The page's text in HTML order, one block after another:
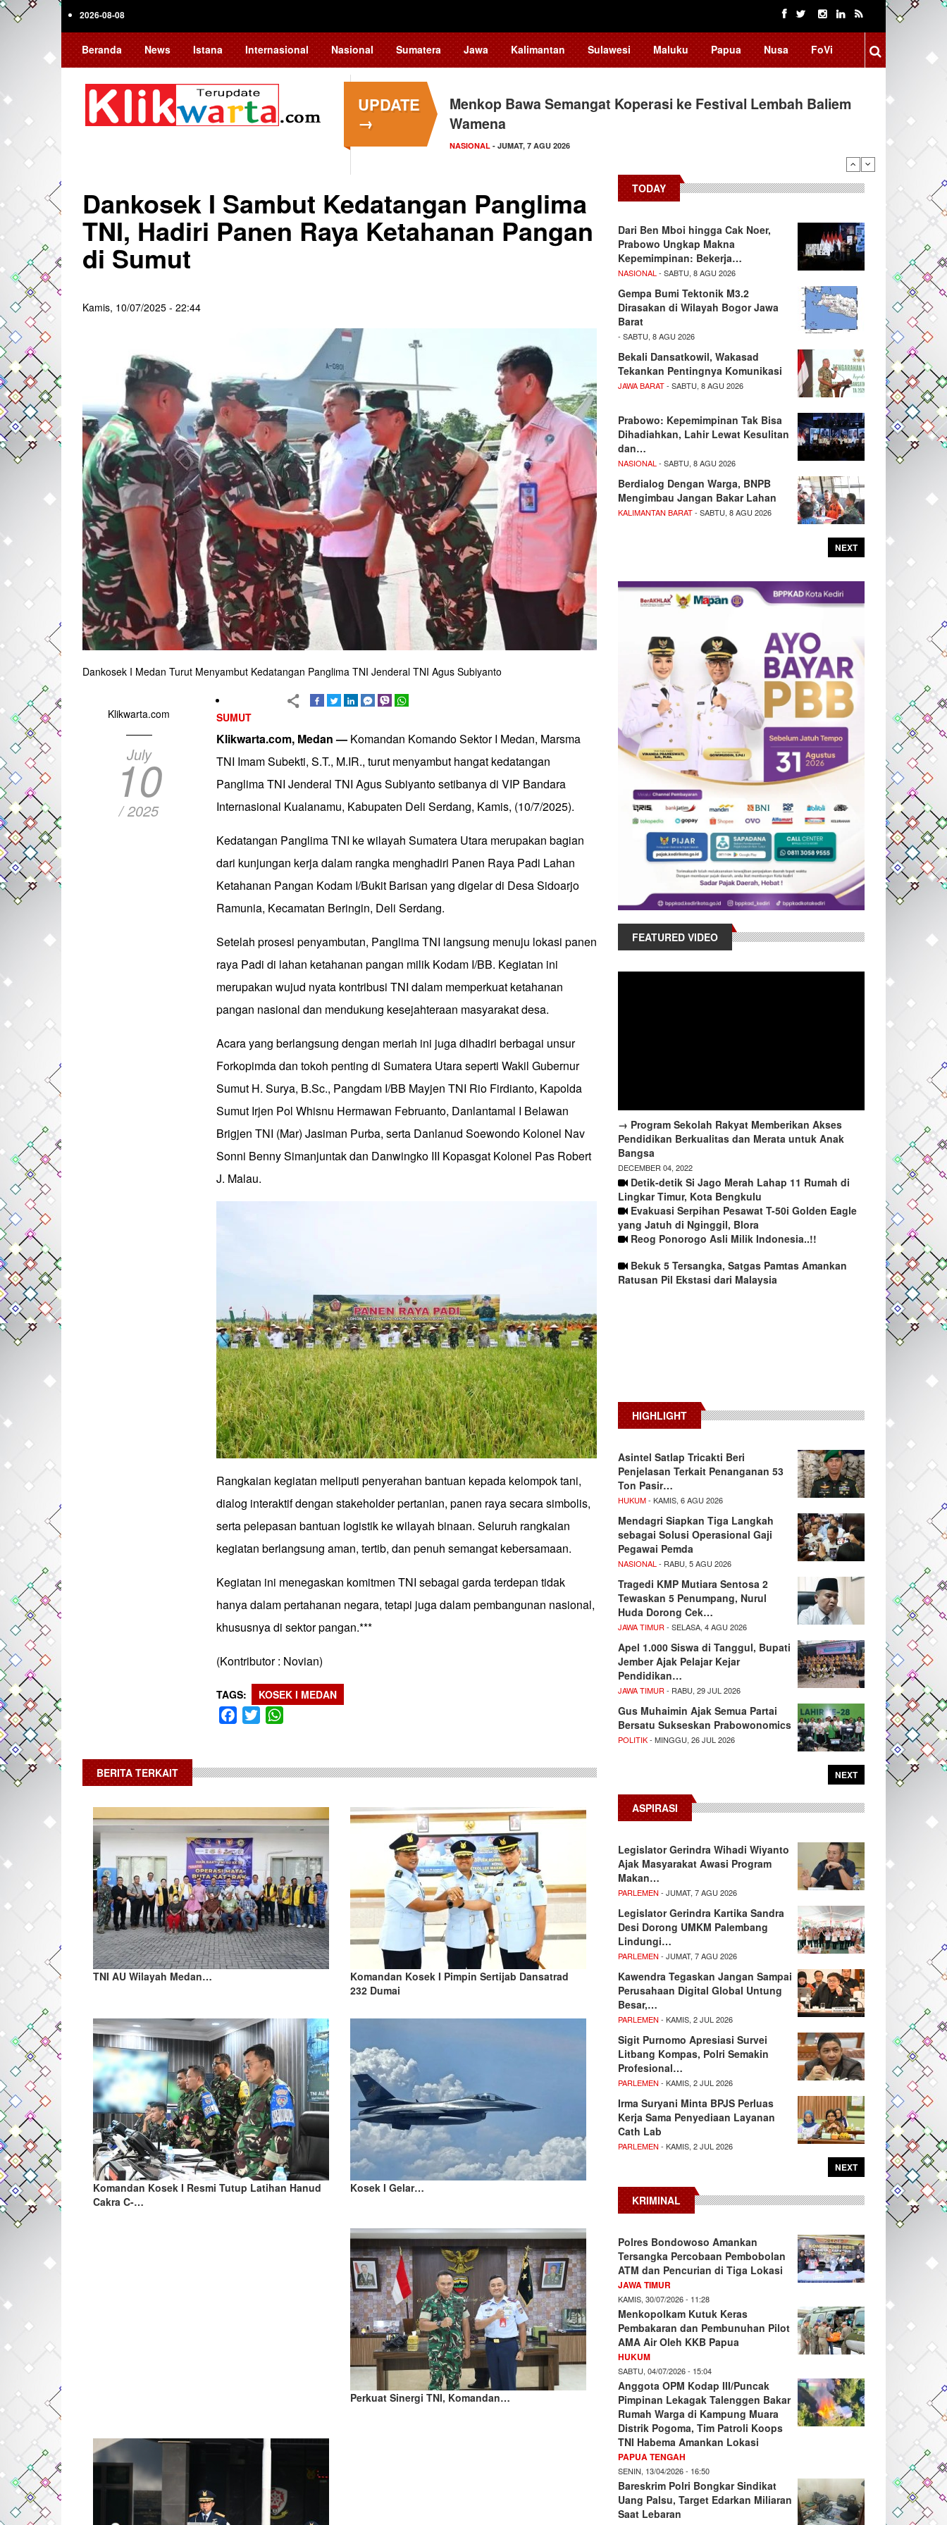
Skip
2026-08-08
Beranda News Istana Internasional Nasional Sumatera Jawa Kalimantan Sulawesi Maluku Papua Nusa FoVi
UPDATE
→
Menkop Bawa Semangat Koperasi ke Festival Lembah Baliem
Wamena
NASIONAL - JUMAT, 7 AGU 2026
Dankosek I Sambut Kedatangan Panglima
TNI, Hadiri Panen Raya Ketahanan Pangan
di Sumut
Kamis, 10/07/2025 - 22:44
Dankosek I Medan Turut Menyambut Kedatangan Panglima TNI Jenderal TNI Agus Subiyanto
Klikwarta.com
July
10
/ 2025
SUMUT
Klikwarta.com, Medan — Komandan Komando Sektor I Medan, Marsma
TNI Imam Subekti, S.T., M.IR., turut menyambut hangat kedatangan
Panglima TNI Jenderal TNI Agus Subiyanto setibanya di VIP Bandara
Internasional Kualanamu, Kabupaten Deli Serdang, Kamis, (10/7/2025).
Kedatangan Panglima TNI ke wilayah Sumatera Utara merupakan bagian
dari kunjungan kerja dalam rangka menghadiri Panen Raya Padi Lahan
Ketahanan Pangan Kodam I/Bukit Barisan yang digelar di Desa Sidoarjo
Ramunia, Kecamatan Beringin, Deli Serdang.
Setelah prosesi penyambutan, Panglima TNI langsung menuju lokasi panen
raya Padi di lahan ketahanan pangan milik Kodam I/BB. Kegiatan ini
merupakan wujud nyata kontribusi TNI dalam memperkuat ketahanan
pangan nasional dan mendukung kesejahteraan masyarakat desa.
Acara yang berlangsung dengan meriah ini juga dihadiri berbagai unsur
Forkopimda dan tokoh penting di Sumatera Utara seperti Wakil Gubernur
Sumut H. Surya, B.Sc., Pangdam I/BB Mayjen TNI Rio Firdianto, Kapolda
Sumut Irjen Pol Whisnu Hermawan Februanto, Danlantamal I Belawan
Brigjen TNI (Mar) Jasiman Purba, serta Danlanud Soewondo Kolonel Nav
Sonni Benny Simanjuntak dan Danwingko III Kopasgat Kolonel Pas Robert
J. Malau.
Rangkaian kegiatan meliputi penyerahan bantuan kepada kelompok tani,
dialog interaktif dengan stakeholder pertanian, panen raya secara simbolis,
serta pelepasan bantuan logistik ke wilayah binaan. Seluruh rangkaian
kegiatan berlangsung aman, tertib, dan penuh semangat kebersamaan.
Kegiatan ini menegaskan komitmen TNI sebagai garda terdepan tidak
hanya dalam pertahanan negara, tetapi juga dalam pembangunan nasional,
khususnya di sektor pangan.***
(Kontributor : Novian)
TAGS KOSEK I MEDAN
Facebook
Twitter
BERITA TERKAIT
TNI AU Wilayah Medan…
Komandan Kosek I Pimpin Sertijab Dansatrad
232 Dumai
Komandan Kosek I Resmi Tutup Latihan Hanud
Cakra C-…
Kosek I Gelar…
Perkuat Sinergi TNI, Komandan…
TODAY
Dari Ben Mboi hingga Cak Noer,
Prabowo Ungkap Makna
Kepemimpinan: Bekerja…
NASIONAL - SABTU, 8 AGU 2026
Gempa Bumi Tektonik M3.2
Dirasakan di Wilayah Bogor Jawa
Barat
- SABTU, 8 AGU 2026
Bekali Dansatkowil, Wakasad
Tekankan Pentingnya Komunikasi
JAWA BARAT- SABTU, 8 AGU 2026
Prabowo: Kepemimpinan Tak Bisa
Dihadiahkan, Lahir Lewat Kesulitan
dan…
NASIONAL - SABTU, 8 AGU 2026
Berdialog Dengan Warga, BNPB
Mengimbau Jangan Bakar Lahan
KALIMANTAN BARAT- SABTU, 8 AGU 2026
NEXT
FEATURED VIDEO
→ Program Sekolah Rakyat Memberikan Akses
Pendidikan Berkualitas dan Merata untuk Anak
Bangsa
DECEMBER 04, 2022
Detik-detik Si Jago Merah Lahap 11 Rumah di
Lingkar Timur, Kota Bengkulu
Evakuasi Serpihan Pesawat T-50i Golden Eagle
yang Jatuh di Nginggil, Blora
Reog Ponorogo Asli Milik Indonesia..!!
Bekuk 5 Tersangka, Satgas Pamtas Amankan
Ratusan Pil Ekstasi dari Malaysia
HIGHLIGHT
Asintel Satlap Tricakti Beri
Penjelasan Terkait Penanganan 53
Ton Pasir…
HUKUM- KAMIS, 6 AGU 2026
Mendagri Siapkan Tiga Langkah
sebagai Solusi Operasional Gaji
Pegawai Pemda
NASIONAL - RABU, 5 AGU 2026
Tragedi KMP Mutiara Sentosa 2
Tewaskan 5 Penumpang, Nurul
Huda Dorong Cek…
JAWA TIMUR - SELASA, 4 AGU 2026
Apel 1.000 Siswa di Tanggul, Bupati
Jember Ajak Pelajar Kejar
Pendidikan…
JAWA TIMUR - RABU, 29 JUL 2026
Gus Muhaimin Ajak Semua Partai
Bersatu Sukseskan Prabowonomics
POLITIK- MINGGU, 26 JUL 2026
NEXT
ASPIRASI
Legislator Gerindra Wihadi Wiyanto
Ajak Masyarakat Awasi Program
Makan…
PARLEMEN - JUMAT, 7 AGU 2026
Legislator Gerindra Kartika Sandra
Desi Dorong UMKM Palembang
Lindungi…
PARLEMEN - JUMAT, 7 AGU 2026
Kawendra Tegaskan Jangan Sampai
Perusahaan Digital Global Untung
Besar,…
PARLEMEN - KAMIS, 2 JUL 2026
Sigit Purnomo Apresiasi Survei
Litbang Kompas, Polri Semakin
Profesional…
PARLEMEN - KAMIS, 2 JUL 2026
Irma Suryani Minta BPJS Perluas
Kerja Sama Penyediaan Layanan
Cath Lab
PARLEMEN - KAMIS, 2 JUL 2026
NEXT
KRIMINAL
Polres Bondowoso Amankan
Tersangka Percobaan Pembobolan
ATM dan Pencurian di Tiga Lokasi
JAWA TIMUR
KAMIS, 30/07/2026 - 11:28
Menkopolkam Kutuk Keras
Pembakaran dan Pembunuhan Pilot
AMA Air Oleh KKB Papua
HUKUM
SABTU, 04/07/2026 - 15:04
Anggota OPM Kodap III/Puncak
Pimpinan Lekagak Talenggen Bakar
Rumah Warga di Kampung Muara
Distrik Pogoma, Tim Patroli Koops
TNI Habema Amankan Lokasi
PAPUA TENGAH
SENIN, 13/04/2026 - 16:50
Bareskrim Polri Bongkar Sindikat
Uang Palsu, Target Edarkan Miliaran
Saat Lebaran